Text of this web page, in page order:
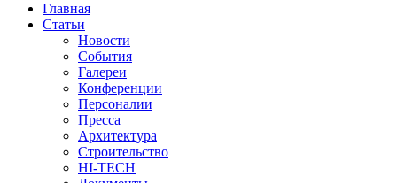
Главная
Статьи
Новости
События
Галереи
Конференции
Персоналии
Пресса
Архитектура
Строительство
HI-TECH